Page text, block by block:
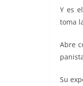
Y es
toma
Abre
Su